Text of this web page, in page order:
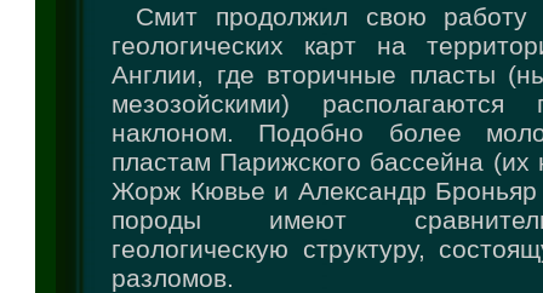
Смит продолжил свою работу
геологических карт на
Англии, где вторичные пласты
мезозойскими)
наклоном. Подобно более
пластам Парижского бассейна (их
Жорж Кювье и Александр Броньяр
породы имеют
геологическую структуру,
разломов.